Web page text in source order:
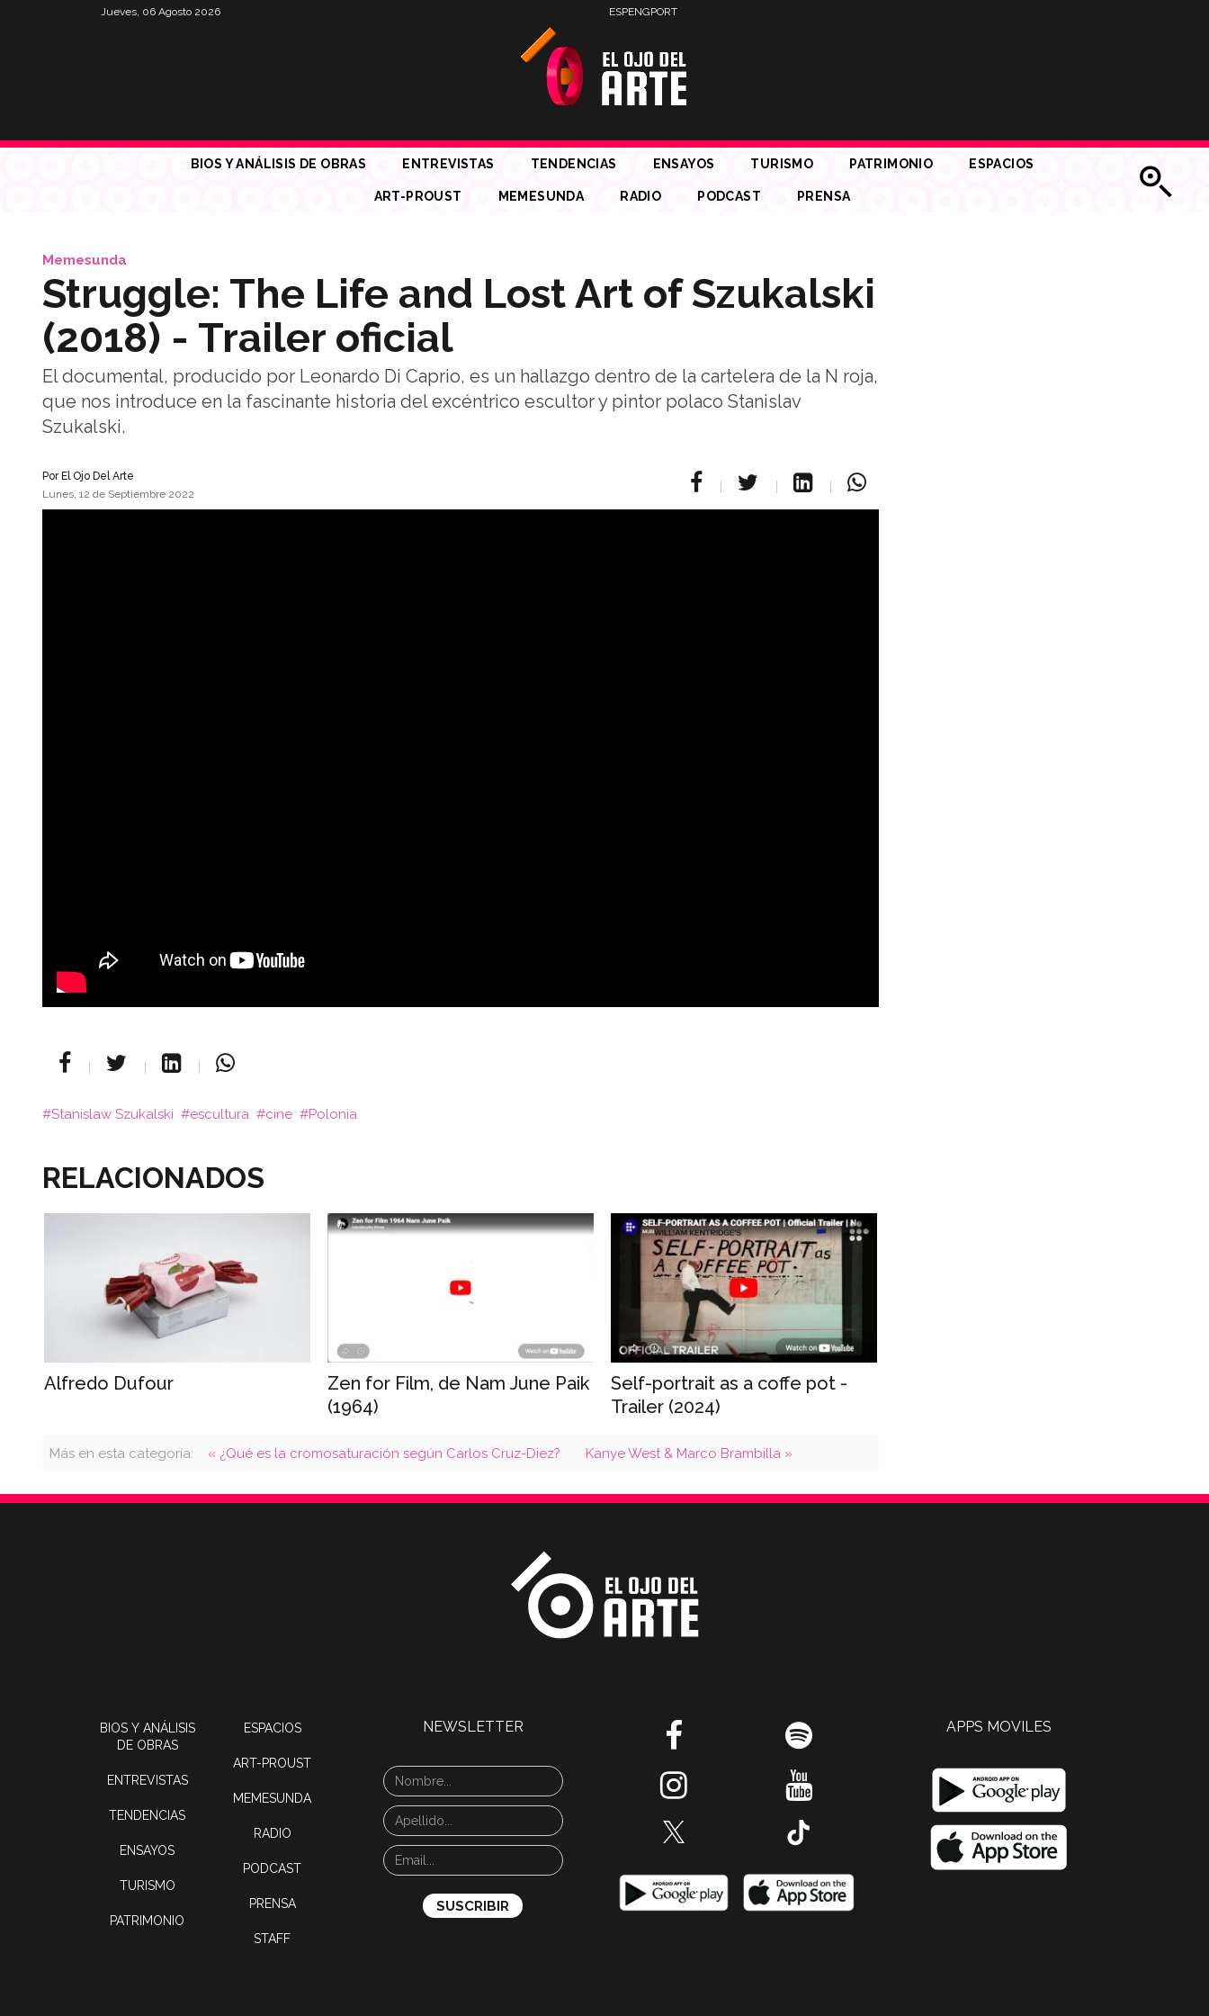
Jueves, 06 Agosto 2026 ESPENGPORT
BIOS Y ANÁLISIS DE OBRAS ENTREVISTAS TENDENCIAS ENSAYOS TURISMO PATRIMONIO ESPACIOS
ART-PROUST MEMESUNDA RADIO PODCAST PRENSA
Memesunda
Struggle: The Life and Lost Art of Szukalski
(2018) - Trailer oficial
El documental, producido por Leonardo Di Caprio, es un hallazgo dentro de la cartelera de la N roja,
que nos introduce en la fascinante historia del excéntrico escultor y pintor polaco Stanislav
Szukalski.
PorEl Ojo Del Arte
Lunes, 12 de Septiembre 2022
Stanislaw Szukalski escultura cine Polonia
RELACIONADOS
Alfredo Dufour
Zen for Film, de Nam June Paik
(1964)
Self-portrait as a coffe pot -
Trailer (2024)
Más en esta categoría: « ¿Qué es la cromosaturación según Carlos Cruz-Diez? Kanye West & Marco Brambilla »
BIOS Y ANÁLISIS
DE OBRAS
ENTREVISTAS
TENDENCIAS
ENSAYOS
TURISMO
PATRIMONIO
ESPACIOS
ART-PROUST
MEMESUNDA
RADIO
PODCAST
PRENSA
STAFF
NEWSLETTER APPS MOVILES